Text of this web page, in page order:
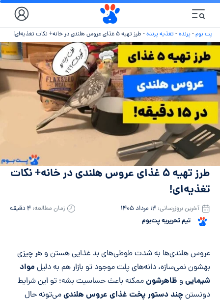
پت بوم- پرنده- تغذیه پرنده- طرز تهیه ۵ غذای عروس هلندی در خانه+ نکات تغذیه‌ای!
طرز تهیه ۵ غذای عروس هلندی در خانه+ نکات
تغذیه‌ای!
تیم تحریریه پت‌بوم
آخرین بروزرسانی: ۱۴ مرداد ۱۴۰۵ زمان مطالعه: ۴ دقیقه
خلاصه مقاله
عروس هلندی‌ها به شدت طوطی‌های بد غذایی هستن و هر چیزی
بهشون نمی‌سازه، دانه‌های پلت موجود تو بازار هم به دلیل مواد
شیمایی و ظاهرشونممکنه باعث حساسیت بشه؛ تو این شرایط
دونستن چند دستور پخت غذای عروس هلندیمی‌تونه حال